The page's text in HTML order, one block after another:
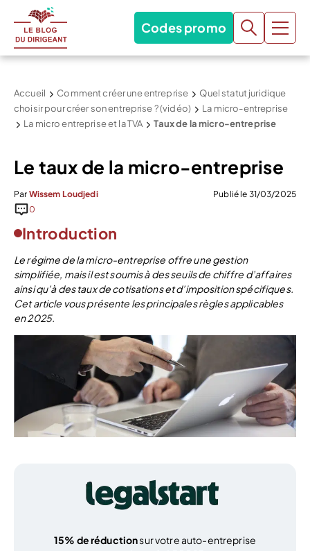
Codes promo
Accueil Comment créer une entreprise
Quel statut juridique
choisir pour créer son entreprise ? (vidéo)
La micro-entreprise
La micro entreprise et la TVA
Taux de la micro-entreprise
Le taux de la micro-entreprise
Par Wissem Loudjedi
Publié le 31/03/2025
0
Introduction
Le régime de la micro-entreprise offre une gestion
simplifiée, mais il est soumis à des seuils de chiffre d’affaires
ainsi qu’à des taux de cotisations et d’imposition spécifiques.
Cet article vous présente les principales règles applicables
en 2025.
15% de réductionsur votre auto-entreprise